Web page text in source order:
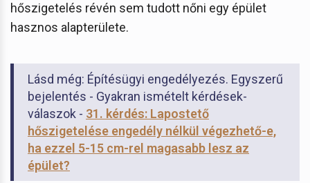
hőszigetelés révén sem tudott nőni egy épület
hasznos alapterülete.
Lásd még: Építésügyi engedélyezés. Egyszerű
bejelentés - Gyakran ismételt kérdések-
válaszok - 31. kérdés: Lapostető
hőszigetelése engedély nélkül végezhető-e,
ha ezzel 5-15 cm-rel magasabb lesz az
épület?